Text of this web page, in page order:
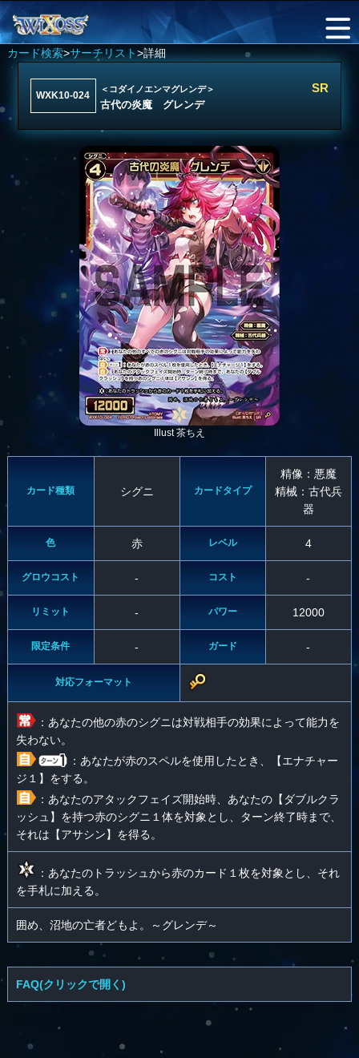
カード検索>サーチリスト>詳細
WXK10-024
＜コダイノエンマグレンデ＞
古代の炎魔 グレンデ
SR
Illust 茶ちえ
カード種類 シグニ カードタイプ
精像：悪魔
精械：古代兵
器
色 赤 レベル 4
グロウコスト - コスト -
リミット - パワー 12000
限定条件 - ガード -
対応フォーマット
：あなたの他の赤のシグニは対戦相手の効果によって能力を
失わない。
：あなたが赤のスペルを使用したとき、【エナチャー
ジ１】をする。
：あなたのアタックフェイズ開始時、あなたの【ダブルクラ
ッシュ】を持つ赤のシグニ１体を対象とし、ターン終了時まで、
それは【アサシン】を得る。
：あなたのトラッシュから赤のカード１枚を対象とし、それ
を手札に加える。
囲め、沼地の亡者どもよ。～グレンデ～
FAQ(クリックで開く)